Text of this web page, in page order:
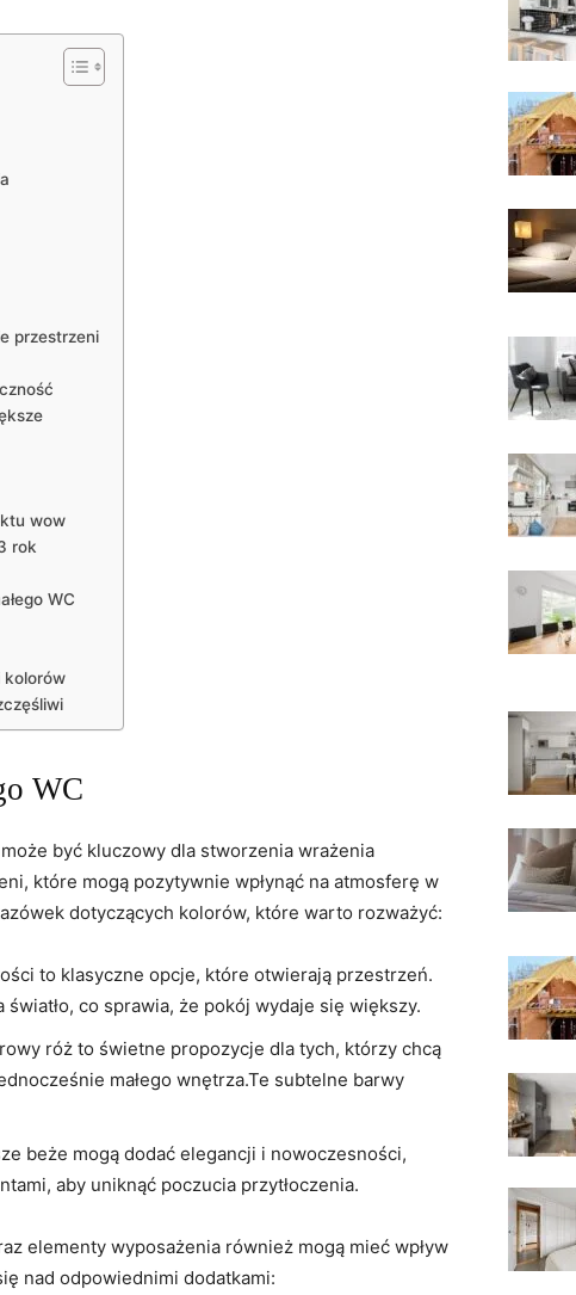
⁤przestrzeni
⁢wow
rok
WC
kolorów
WC
być kluczowy dla stworzenia wrażenia
⁣które mogą pozytywnie wpłynąć na atmosferę⁣ w
dotyczących kolorów, które warto rozważyć:
to klasyczne ‍opcje, które otwierają przestrzeń.
co sprawia, że pokój wydaje się⁤ większy.
róż to świetne propozycje dla tych, którzy chcą
małego wnętrza.Te subtelne barwy
beże mogą dodać‍ elegancji i nowoczesności,
aby uniknąć poczucia przytłoczenia.
elementy wyposażenia również mogą mieć wpływ
nad⁣ odpowiednimi dodatkami: